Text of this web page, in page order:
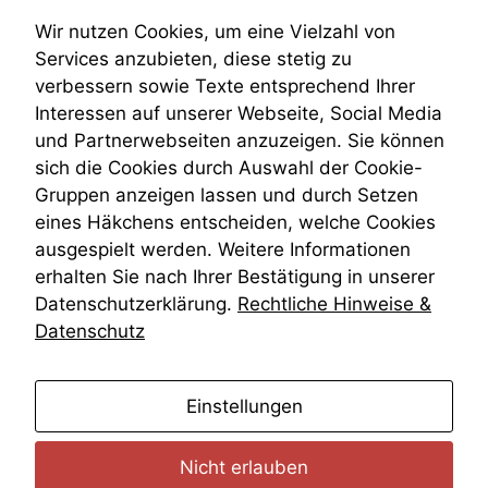
Teilungsklage
Venezuela
VRK
Wiederherstellungsanordnung
Zivilprozessordnung
ZPO
Zustellfiktion
Zuständigkeit
Öffentliches Personalrecht
Öffentlichkeitsprinzip
Wir nutzen Cookies, um eine Vielzahl von
Services anzubieten, diese stetig zu
verbessern sowie Texte entsprechend Ihrer
Interessen auf unserer Webseite, Social Media
und Partnerwebseiten anzuzeigen. Sie können
sich die Cookies durch Auswahl der Cookie-
Gruppen anzeigen lassen und durch Setzen
eines Häkchens entscheiden, welche Cookies
ausgespielt werden. Weitere Informationen
erhalten Sie nach Ihrer Bestätigung in unserer
Datenschutzerklärung. Rechtliche Hinweise &
Datenschutz
Einstellungen
Nicht erlauben
deaktivieren,
kann die
Website nicht
zu 100%
funktionieren.
Marketing
Wir speichern
anonyme Daten ab,
um interne
marketingtechnische
Auswertungen
durchführen zu
zu verbessern.